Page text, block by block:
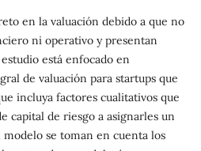
en la valuación debido a que no
ni operativo y presentan
está enfocado en
de valuación para startups que
incluya factores cualitativos que
capital de riesgo a asignarles un
se toman en cuenta los